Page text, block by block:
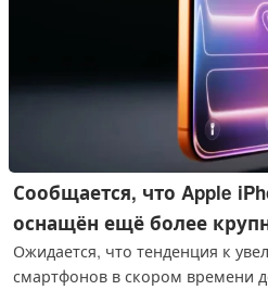
Сообщается, что Apple
оснащён ещё более
Ожидается, что тенденция к
смартфонов в скором времени